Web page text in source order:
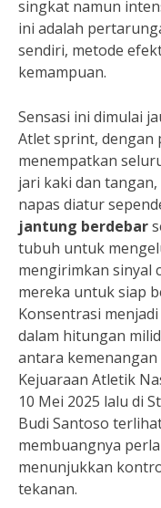
singkat namun
ini adalah
sendiri, metode
kemampuan.
Sensasi ini dimulai
Atlet sprint, dengan
menempatkan
jari kaki dan
napas diatur
jantung berdebar
tubuh untuk
mengirimkan sinyal
mereka untuk siap
Konsentrasi
dalam hitungan
antara kemenangan
Kejuaraan Atletik
10 Mei 2025 lalu di
Budi Santoso
membuangnya
menunjukkan
tekanan.